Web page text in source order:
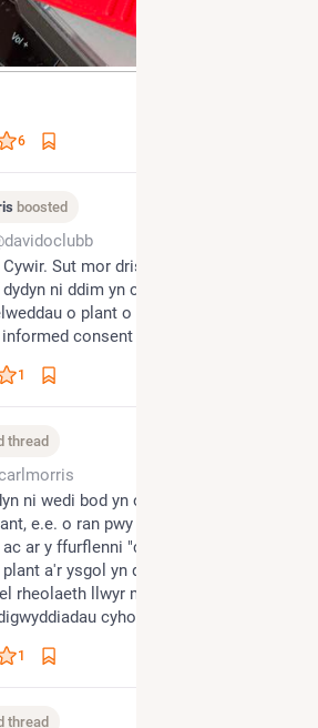
6
boosted
Cywir. Sut mor drist ydy hwn, ond dwi'n
ni ddim yn cael yr hawl I
o plant o gwbl. Dy'n nhw ddim
consent
1
thread
ni wedi bod yn ofalus iawn gyda
e.e. o ran pwy sy'n cael copi
ar y ffurflenni "caniatâd lluniau" mae
a'r ysgol yn darparu. Ond mae hi'n
rheolaeth llwyr mewn ambell gyd-
cyhoeddus.
1
thread